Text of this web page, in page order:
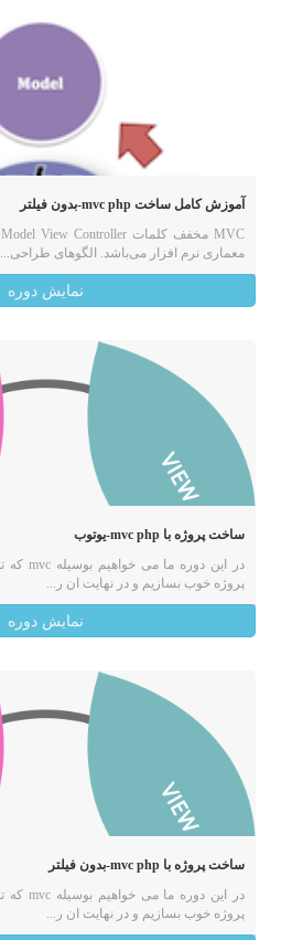
آموزش کامل ساخت mvc php-بدون فیلتر
معماری نرم افزار می‌باشد. الگوهای طراحی...
نمایش دوره
ساخت پروژه با mvc php-یوتوب
پروژه خوب بسازیم و در نهایت ان ر...
نمایش دوره
ساخت پروژه با mvc php-بدون فیلتر
پروژه خوب بسازیم و در نهایت ان ر...